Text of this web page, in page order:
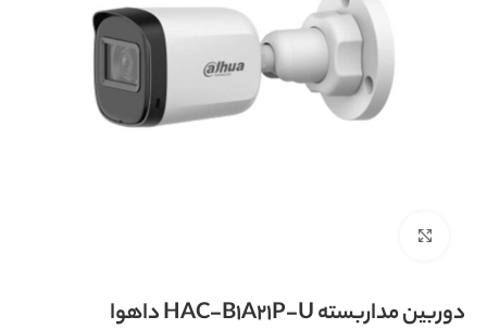
دوربین مداربسته HAC-B1A21P-U داهوا